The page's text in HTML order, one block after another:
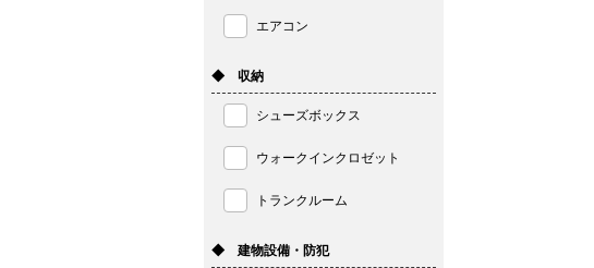
エアコン
◆ 収納
シューズボックス
ウォークインクロゼット
トランクルーム
◆ 建物設備・防犯